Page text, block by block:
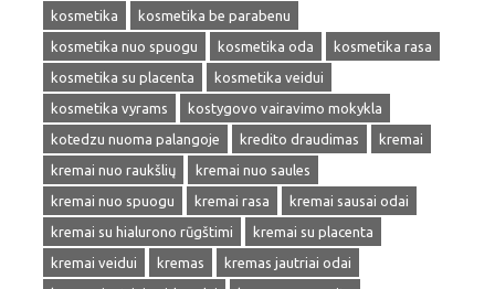
kosmetika
kosmetika be parabenu
kosmetika nuo spuogu
kosmetika oda
kosmetika rasa
kosmetika su placenta
kosmetika veidui
kosmetika vyrams
kostygovo vairavimo mokykla
kotedzu nuoma palangoje
kredito draudimas
kremai
kremai nuo raukšlių
kremai nuo saules
kremai nuo spuogu
kremai rasa
kremai sausai odai
kremai su hialurono rūgštimi
kremai su placenta
kremai veidui
kremas
kremas jautriai odai